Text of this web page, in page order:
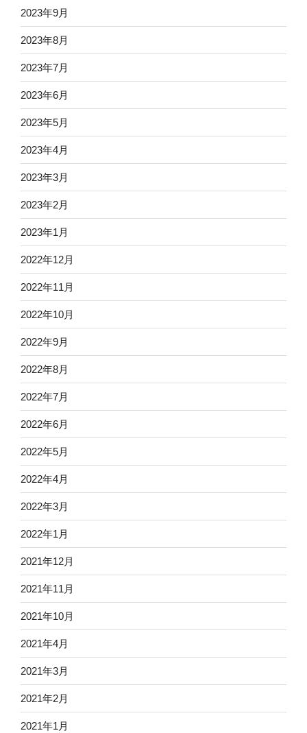
2023年9月
2023年8月
2023年7月
2023年6月
2023年5月
2023年4月
2023年3月
2023年2月
2023年1月
2022年12月
2022年11月
2022年10月
2022年9月
2022年8月
2022年7月
2022年6月
2022年5月
2022年4月
2022年3月
2022年1月
2021年12月
2021年11月
2021年10月
2021年4月
2021年3月
2021年2月
2021年1月